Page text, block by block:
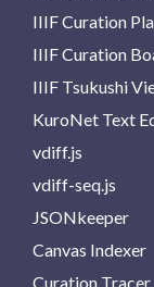
IIIF Curation
IIIF Curation
IIIF Tsukushi
KuroNet Text
vdiff.js
vdiff-seq.js
JSONkeeper
Canvas Indexer
Curation Tracer